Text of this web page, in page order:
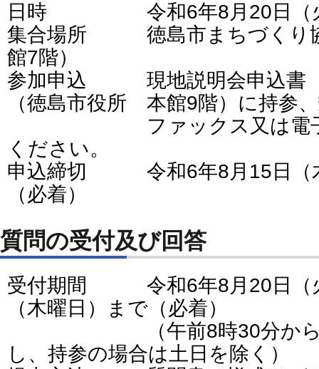
日時 令和6年8月20日（火
集合場所 徳島市まちづくり協
館7階）
参加申込 現地説明会申込書（
（徳島市役所 本館9階）に持参
ファックス又は電子メ
ください。
申込締切 令和6年8月15日（
（必着）
質問の受付及び回答
受付期間 令和6年8月20日（
（木曜日）まで（必着）
（午前8時30分から午
し、持参の場合は土日を除く）